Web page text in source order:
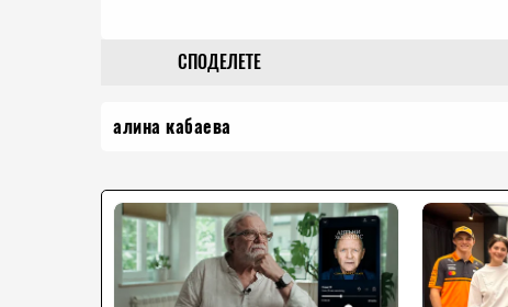
СПОДЕЛЕТЕ
алина кабаева